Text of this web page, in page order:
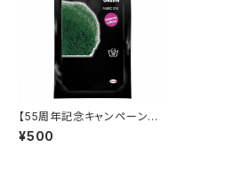
【55周年記念キャンペーンセ
ール】プレミアムダイ 09 FOR
EST GREEN
¥500